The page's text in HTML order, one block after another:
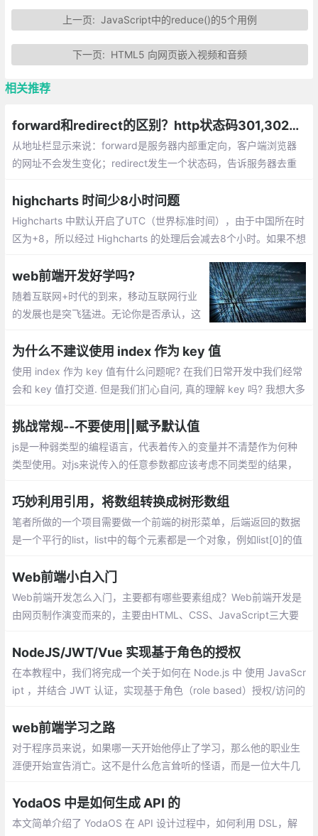
上一页: JavaScript中的reduce()的5个用例
下一页: HTML5 向网页嵌入视频和音频
相关推荐
forward和redirect的区别？http状态码301,302分别代表什么？
从地址栏显示来说：forward是服务器内部重定向，客户端浏览器
的网址不会发生变化；redirect发生一个状态码，告诉服务器去重
同一个request
highcharts 时间少8小时问题
Highcharts 中默认开启了UTC（世界标准时间），由于中国所在时
区为+8，所以经过 Highcharts 的处理后会减去8个小时。如果不想
web前端开发好学吗?
随着互联网+时代的到来，移动互联网行业
的发展也是突飞猛进。无论你是否承认，这
是前端工程师的杰作。今天给大家聊的就是
\"前端真的好学吗？\"
为什么不建议使用 index 作为 key 值
使用 index 作为 key 值有什么问题呢? 在我们日常开发中我们经常
会和 key 值打交道. 但是我们扪心自问, 真的理解 key 吗? 我想大多
挑战常规--不要使用||赋予默认值
js是一种弱类型的编程语言，代表着传入的变量并不清楚作为何种
类型使用。对js来说传入的任意参数都应该考虑不同类型的结果，
功能完全错误的
巧妙利用引用，将数组转换成树形数组
笔者所做的一个项目需要做一个前端的树形菜单，后端返回的数据
是一个平行的list，list中的每个元素都是一个对象，例如list[0]的值
的菜单可以无限级嵌套
Web前端小白入门
Web前端开发怎么入门，主要都有哪些要素组成？Web前端开发是
由网页制作演变而来的，主要由HTML、CSS、JavaScript三大要
面就给大家简单介绍一下。
NodeJS/JWT/Vue 实现基于角色的授权
在本教程中，我们将完成一个关于如何在 Node.js 中 使用 JavaScr
ipt ，并结合 JWT 认证，实现基于角色（role based）授权/访问的
的授权
web前端学习之路
对于程序员来说，如果哪一天开始他停止了学习，那么他的职业生
涯便开始宣告消亡。这不是什么危言耸听的怪语，而是一位大牛几
YodaOS 中是如何生成 API 的
本文简单介绍了 YodaOS 在 API 设计过程中，如何利用 DSL，解